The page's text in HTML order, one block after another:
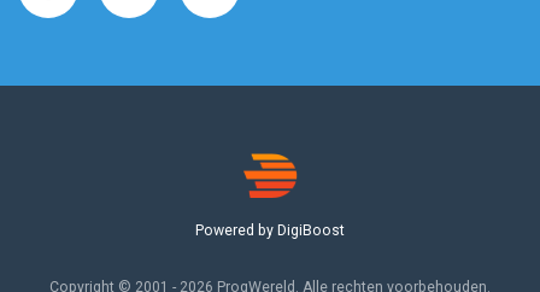
Powered by DigiBoost
Copyright © 2001 - 2026 ProgWereld. Alle rechten voorbehouden.